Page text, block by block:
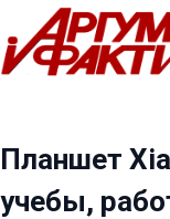
Перейти
до
вмісту
Планшет
учебы,